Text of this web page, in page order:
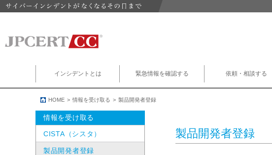
インシデントとは 緊急情報を確認する 依頼・相談する
HOME 情報を受け取る 製品開発者登録
製品開発者登録
情報を受け取る
CISTA（シスタ）
製品開発者登録